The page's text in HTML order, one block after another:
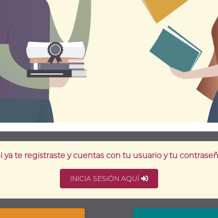
ya te registraste y cuentas con tu usuario y tu
INICIA SESIÓN AQUÍ